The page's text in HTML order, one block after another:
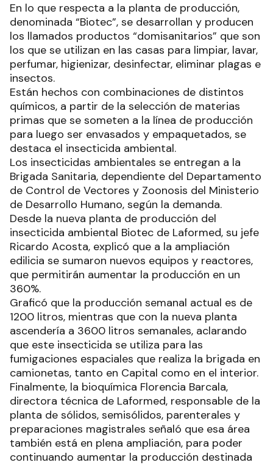
En lo que respecta a la planta de producción,
denominada “Biotec”, se desarrollan y producen
los llamados productos “domisanitarios” que son
los que se utilizan en las casas para limpiar, lavar,
perfumar, higienizar, desinfectar, eliminar plagas e
insectos.
Están hechos con combinaciones de distintos
químicos, a partir de la selección de materias
primas que se someten a la línea de producción
para luego ser envasados y empaquetados, se
destaca el insecticida ambiental.
Los insecticidas ambientales se entregan a la
Brigada Sanitaria, dependiente del Departamento
de Control de Vectores y Zoonosis del Ministerio
de Desarrollo Humano, según la demanda.
Desde la nueva planta de producción del
insecticida ambiental Biotec de Laformed, su jefe
Ricardo Acosta, explicó que a la ampliación
edilicia se sumaron nuevos equipos y reactores,
que permitirán aumentar la producción en un
360%.
Graficó que la producción semanal actual es de
1200 litros, mientras que con la nueva planta
ascendería a 3600 litros semanales, aclarando
que este insecticida se utiliza para las
fumigaciones espaciales que realiza la brigada en
camionetas, tanto en Capital como en el interior.
Finalmente, la bioquímica Florencia Barcala,
directora técnica de Laformed, responsable de la
planta de sólidos, semisólidos, parenterales y
preparaciones magistrales señaló que esa área
también está en plena ampliación, para poder
continuando aumentar la producción destinada